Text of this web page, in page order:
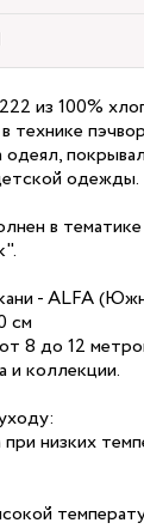
из 100%
технике
одеял,
одежды.
в
- ALFA
см
8 до 12
и коллекции.
низких